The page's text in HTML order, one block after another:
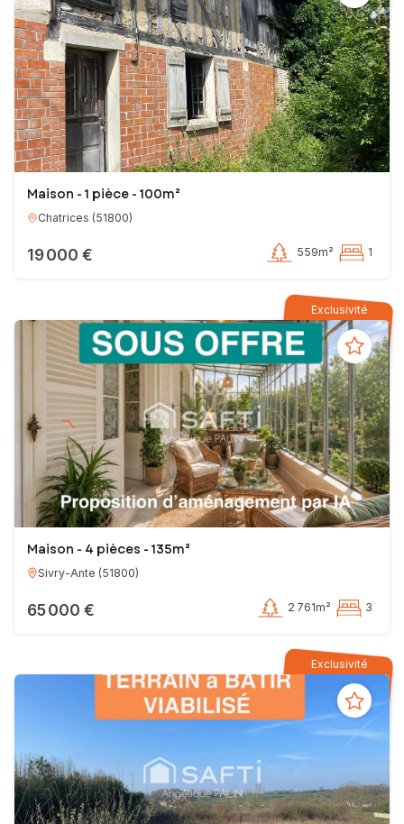
Maison - 1 pièce - 100m²
Chatrices (51800)
19 000 € 559m² 1
Exclusivité
Maison - 4 pièces - 135m²
Sivry-Ante (51800)
65 000 € 2 761m² 3
Exclusivité